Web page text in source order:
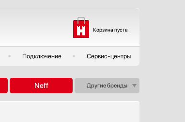
Корзина пуста
Подключение Сервис-центры
Neff Другие бренды